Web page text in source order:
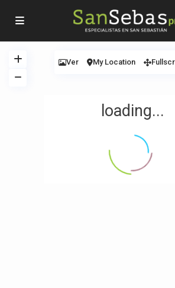
loading...
Ver My Location